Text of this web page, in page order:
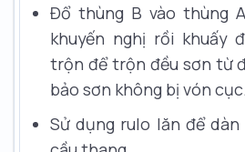
Đổ thùng B vào thùng
khuyến nghị rồi khuấy
trộn để trộn đều sơn từ
bảo sơn không bị vón cục.
Sử dụng rulo lăn để